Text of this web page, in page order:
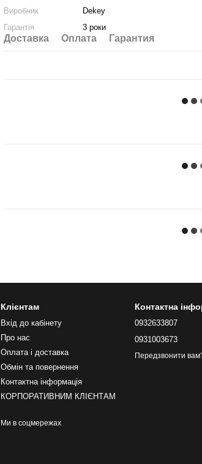
Виробник
Dekey
Гарантія
3 роки
Доставка Оплата Гарантия
Клієнтам
Вхід до кабінету
Про нас
Оплата і доставка
Обмін та повернення
Контактна інформація
КОРПОРАТИВНИМ КЛІЄНТАМ
Ми в соцмережах
Контактна
0932633807
0931003673
Передзвонити